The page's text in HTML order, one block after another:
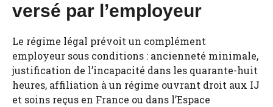
versé par l’employeur
Le régime légal prévoit un complément
employeur sous conditions : ancienneté minimale,
justification de l’incapacité dans les quarante-huit
heures, affiliation à un régime ouvrant droit aux IJ
et soins reçus en France ou dans l’Espace